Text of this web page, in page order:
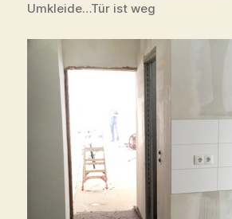
Umkleide…Tür ist weg